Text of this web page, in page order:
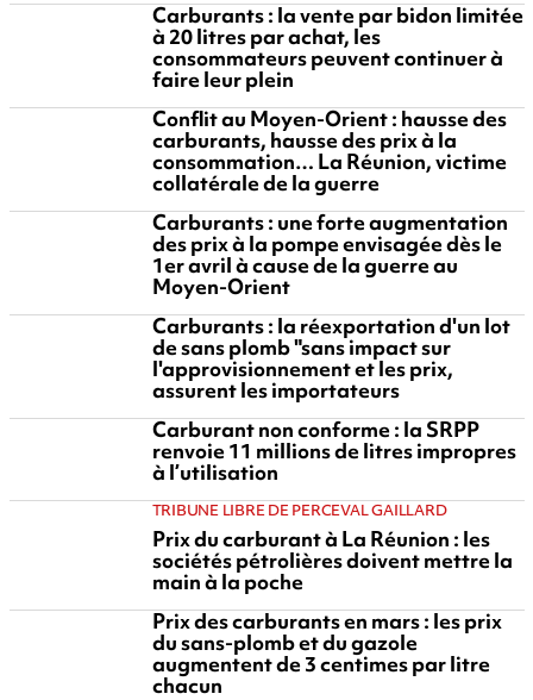
Carburants : la vente par bidon limitée
à 20 litres par achat, les
consommateurs peuvent continuer à
faire leur plein
Conflit au Moyen-Orient : hausse des
carburants, hausse des prix à la
consommation… La Réunion, victime
collatérale de la guerre
Carburants : une forte augmentation
des prix à la pompe envisagée dès le
1er avril à cause de la guerre au
Moyen-Orient
Carburants : la réexportation d'un lot
de sans plomb "sans impact sur
l'approvisionnement et les prix,
assurent les importateurs
Carburant non conforme : la SRPP
renvoie 11 millions de litres impropres
à l’utilisation
TRIBUNE LIBRE DE PERCEVAL GAILLARD
Prix du carburant à La Réunion : les
sociétés pétrolières doivent mettre la
main à la poche
Prix des carburants en mars : les prix
du sans-plomb et du gazole
augmentent de 3 centimes par litre
chacun